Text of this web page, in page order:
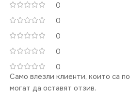
0
0
0
0
0
Само влезли клиенти, които са
могат да оставят отзив.